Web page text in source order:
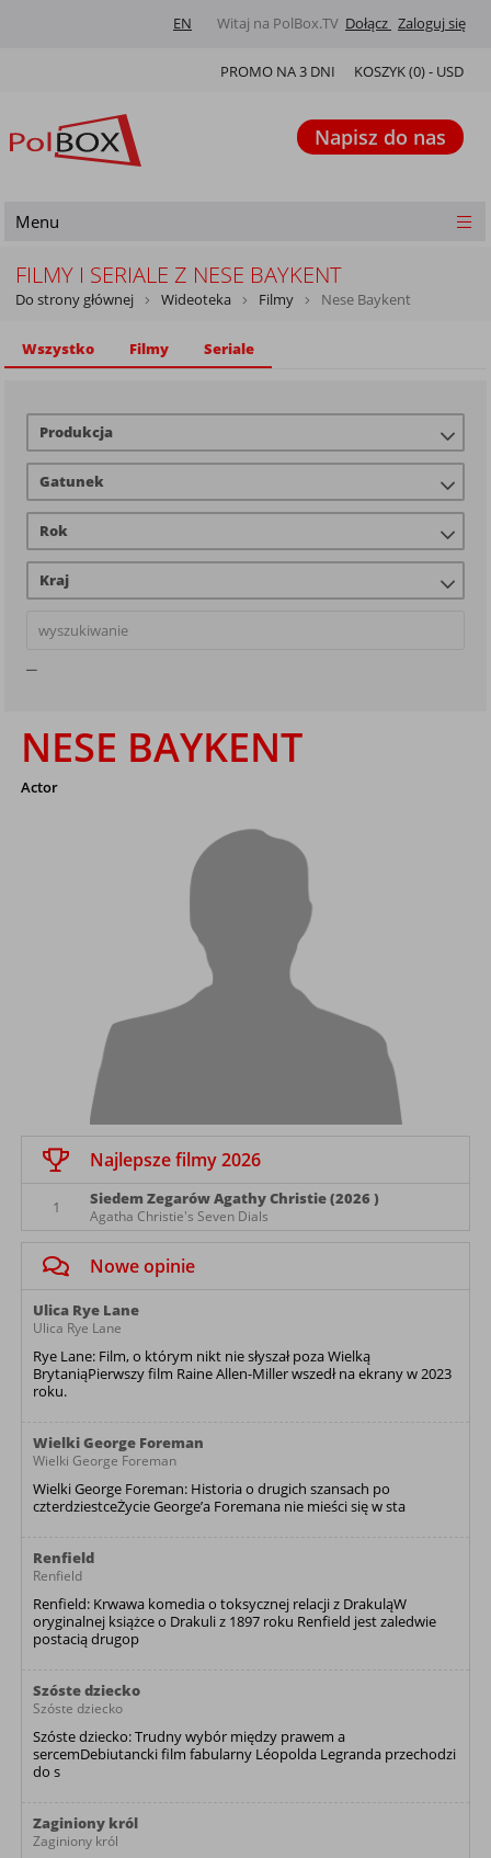
Witaj na PolBox.TV Dołącz Zaloguj się
EN
KOSZYK (0) - USD
PROMO NA 3 DNI
Napisz do nas
Menu
FILMY I SERIALE Z NESE BAYKENT
Do strony głównej Wideoteka Filmy Nese Baykent
Wszystko Filmy Seriale
Produkcja
Gatunek
Rok
Kraj
NESE BAYKENT
Actor
Najlepsze filmy 2026
1 Siedem Zegarów Agathy Christie (2026 )
Agatha Christie's Seven Dials
Nowe opinie
Ulica Rye Lane
Ulica Rye Lane
Rye Lane: Film, o którym nikt nie słyszał poza Wielką
BrytaniąPierwszy film Raine Allen-Miller wszedł na ekrany w 2023
roku.
Wielki George Foreman
Wielki George Foreman
Wielki George Foreman: Historia o drugich szansach po
czterdziestceŻycie George’a Foremana nie mieści się w sta
Renfield
Renfield
Renfield: Krwawa komedia o toksycznej relacji z DrakuląW
oryginalnej książce o Drakuli z 1897 roku Renfield jest zaledwie
postacią drugop
Szóste dziecko
Szóste dziecko
Szóste dziecko: Trudny wybór między prawem a
sercemDebiutancki film fabularny Léopolda Legranda przechodzi
do s
Zaginiony król
Zaginiony król